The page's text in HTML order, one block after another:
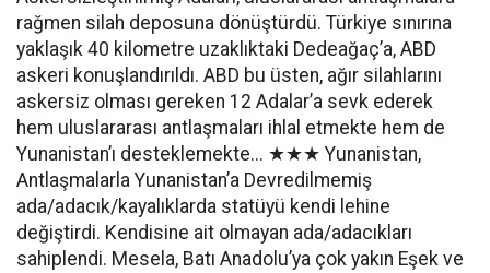
rağmen silah deposuna dönüştürdü. Türkiye sınırına
yaklaşık 40 kilometre uzaklıktaki Dedeağaç’a, ABD
askeri konuşlandırıldı. ABD bu üsten, ağır silahlarını
askersiz olması gereken 12 Adalar’a sevk ederek
hem uluslararası antlaşmaları ihlal etmekte hem de
Yunanistan’ı desteklemekte... ★★★ Yunanistan,
Antlaşmalarla Yunanistan’a Devredilmemiş
ada/adacık/kayalıklarda statüyü kendi lehine
değiştirdi. Kendisine ait olmayan ada/adacıkları
sahiplendi. Mesela, Batı Anadolu’ya çok yakın Eşek ve